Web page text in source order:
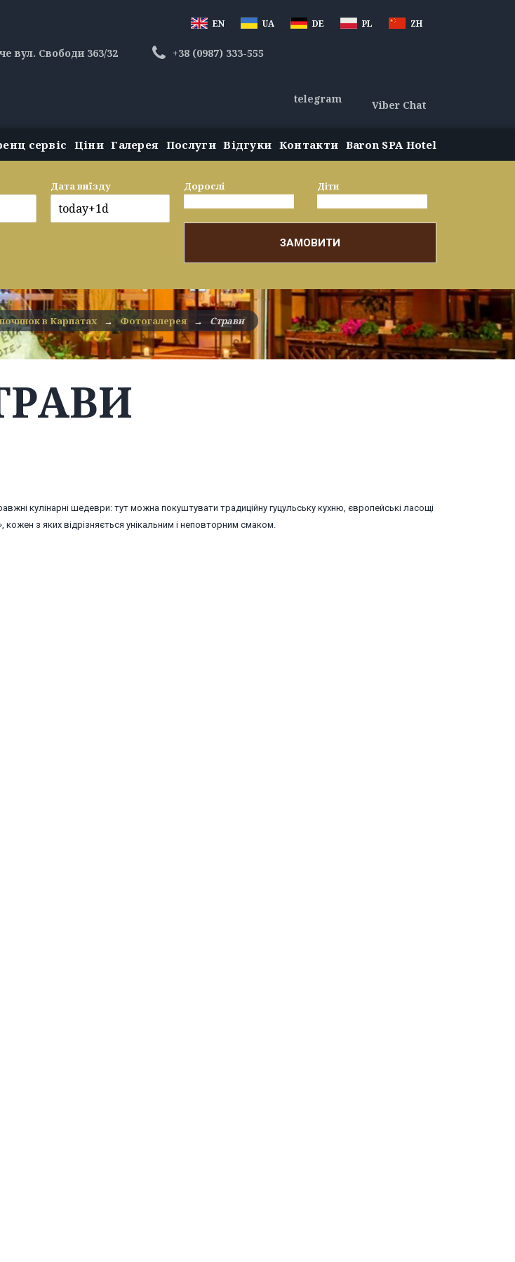
EN UA DE PL ZH
вул. Свободи 363/32 +38 (0987) 333-555
telegram Viber Chat
сервіс Ціни Галерея Послуги Відгуки Контакти Baron SPA Hotel
Дата виїзду Дорослі Діти
ЗАМОВИТИ
в Карпатах → Фотогалерея → Страви
кулінарні шедеври: тут можна покуштувати традиційну гуцульську кухню, європейські ласощі
з яких відрізняється унікальним і неповторним смаком.